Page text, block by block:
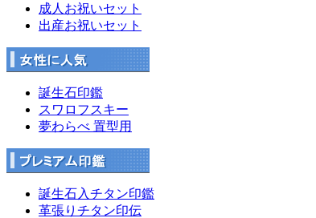
成人お祝いセット
出産お祝いセット
誕生石印鑑
スワロフスキー
夢わらべ 置型用
誕生石入チタン印鑑
革張りチタン印伝